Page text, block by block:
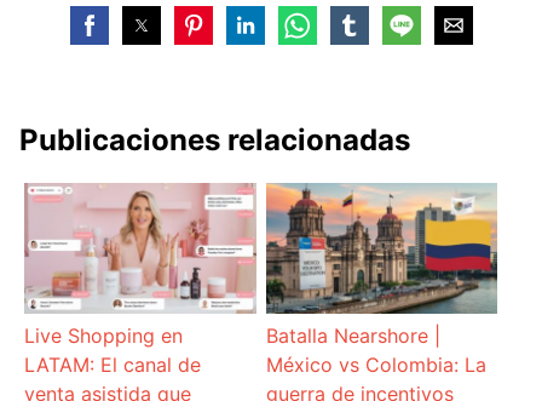
Publicaciones relacionadas
Live Shopping en
LATAM: El canal de
venta asistida que
Batalla Nearshore |
México vs Colombia: La
guerra de incentivos